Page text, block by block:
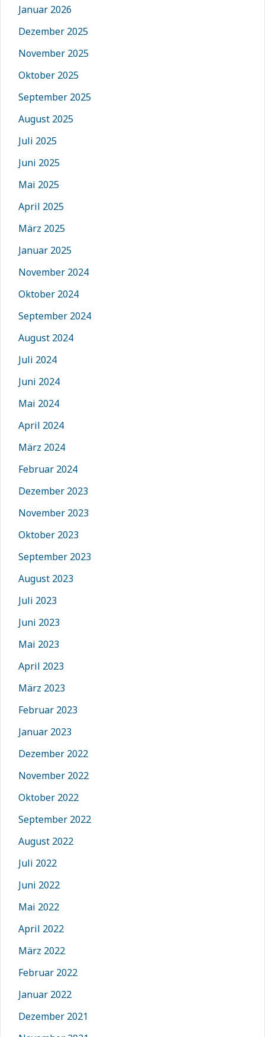
Januar 2026
Dezember 2025
November 2025
Oktober 2025
September 2025
August 2025
Juli 2025
Juni 2025
Mai 2025
April 2025
März 2025
Januar 2025
November 2024
Oktober 2024
September 2024
August 2024
Juli 2024
Juni 2024
Mai 2024
April 2024
März 2024
Februar 2024
Dezember 2023
November 2023
Oktober 2023
September 2023
August 2023
Juli 2023
Juni 2023
Mai 2023
April 2023
März 2023
Februar 2023
Januar 2023
Dezember 2022
November 2022
Oktober 2022
September 2022
August 2022
Juli 2022
Juni 2022
Mai 2022
April 2022
März 2022
Februar 2022
Januar 2022
Dezember 2021